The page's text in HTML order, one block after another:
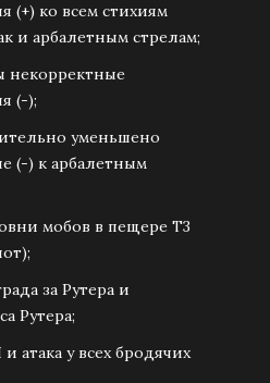
(+) ко всем стихиям
и арбалетным стрелам;
некорректные
(-);
уменьшено
(-) к арбалетным
мобов в пещере Т3
за Рутера и
Рутера;
атака у всех бродячих